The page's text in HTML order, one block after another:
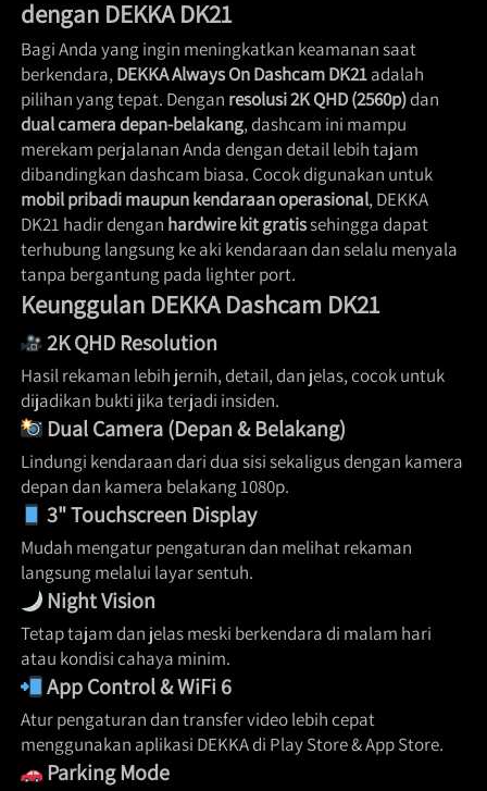
dengan DEKKA DK21
Bagi Anda yang ingin meningkatkan keamanan saat
berkendara, DEKKA Always On Dashcam DK21 adalah
pilihan yang tepat. Dengan resolusi 2K QHD (2560p)
dual camera depan-belakang, dashcam ini mampu
merekam perjalanan Anda dengan detail lebih tajam
mobil pribadi maupun kendaraan operasional, DEKKA
DK21 hadir dengan hardwire kit gratis sehingga dapat
terhubung langsung ke aki kendaraan dan selalu menyala
tanpa bergantung pada lighter port.
Keunggulan DEKKA Dashcam DK21
2K QHD Resolution
Hasil rekaman lebih jernih, detail, dan jelas, cocok untuk
dijadikan bukti jika terjadi insiden.
Dual Camera (Depan & Belakang)
Lindungi kendaraan dari dua sisi sekaligus dengan kamera
depan dan kamera belakang 1080p.
3" Touchscreen Display
Mudah mengatur pengaturan dan melihat rekaman
langsung melalui layar sentuh.
Night Vision
Tetap tajam dan jelas meski berkendara di malam hari
atau kondisi cahaya minim.
App Control & WiFi 6
Atur pengaturan dan transfer video lebih cepat
menggunakan aplikasi DEKKA di Play Store & App Store.
Parking Mode